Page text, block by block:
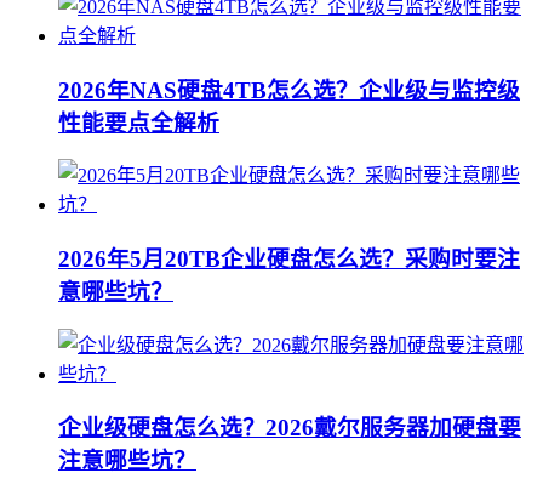
2026年NAS硬盘4TB怎么选？企业级与监控级
性能要点全解析
2026年5月20TB企业硬盘怎么选？采购时要注
意哪些坑？
企业级硬盘怎么选？2026戴尔服务器加硬盘要
注意哪些坑？